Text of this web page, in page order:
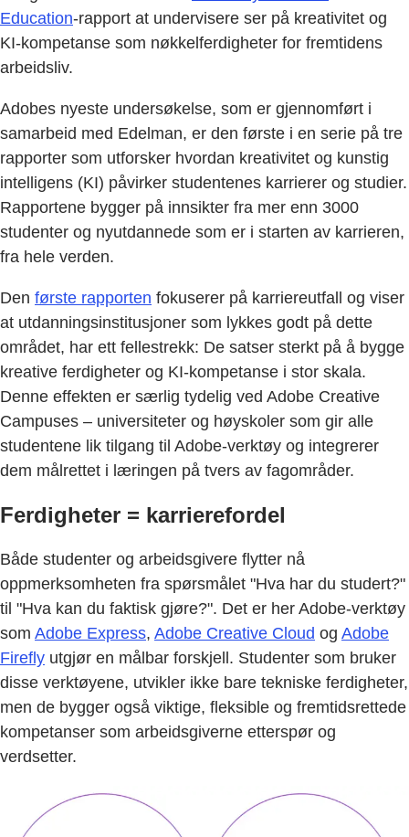
Education-rapport at undervisere ser på kreativitet og
KI-kompetanse som nøkkelferdigheter for fremtidens
arbeidsliv.
Adobes nyeste undersøkelse, som er gjennomført i
samarbeid med Edelman, er den første i en serie på tre
rapporter som utforsker hvordan kreativitet og kunstig
intelligens (KI) påvirker studentenes karrierer og studier.
Rapportene bygger på innsikter fra mer enn 3000
studenter og nyutdannede som er i starten av karrieren,
fra hele verden.
Den første rapporten fokuserer på karriereutfall og viser
at utdanningsinstitusjoner som lykkes godt på dette
området, har ett fellestrekk: De satser sterkt på å bygge
kreative ferdigheter og KI-kompetanse i stor skala.
Denne effekten er særlig tydelig ved Adobe Creative
Campuses – universiteter og høyskoler som gir alle
studentene lik tilgang til Adobe-verktøy og integrerer
dem målrettet i læringen på tvers av fagområder.
Ferdigheter = karrierefordel
Både studenter og arbeidsgivere flytter nå
oppmerksomheten fra spørsmålet "Hva har du studert?"
til "Hva kan du faktisk gjøre?". Det er her Adobe-verktøy
som Adobe Express, Adobe Creative Cloud og Adobe
Firefly utgjør en målbar forskjell. Studenter som bruker
disse verktøyene, utvikler ikke bare tekniske ferdigheter,
men de bygger også viktige, fleksible og fremtidsrettede
kompetanser som arbeidsgiverne etterspør og
verdsetter.